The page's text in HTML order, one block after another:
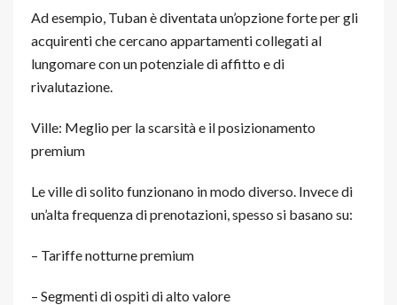
Ad esempio, Tuban è diventata un’opzione forte per gli
acquirenti che cercano appartamenti collegati al
lungomare con un potenziale di affitto e di
rivalutazione.
Ville: Meglio per la scarsità e il posizionamento
premium
Le ville di solito funzionano in modo diverso. Invece di
un’alta frequenza di prenotazioni, spesso si basano su:
– Tariffe notturne premium
– Segmenti di ospiti di alto valore